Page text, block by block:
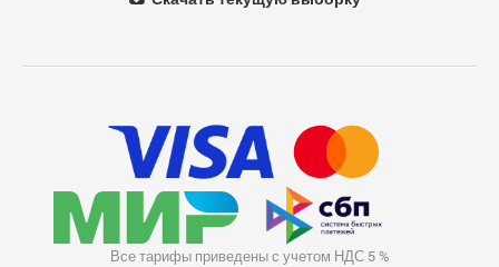
Все тарифы приведены с учетом НДС 5 %